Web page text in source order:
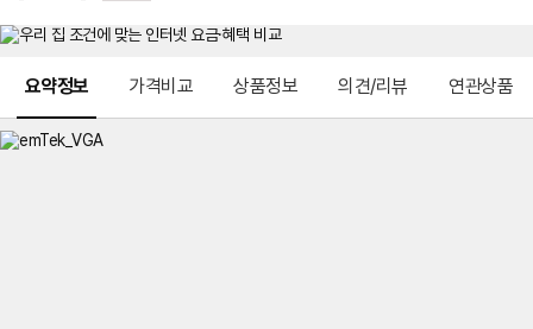
요약정보 가격비교 상품정보 의견/리뷰 연관상품